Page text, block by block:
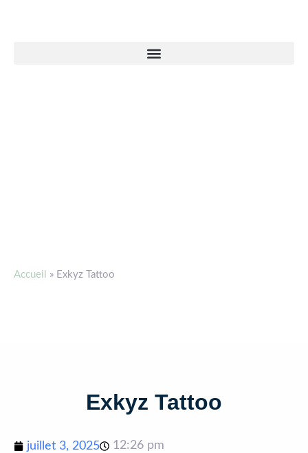
Accueil » Exkyz Tattoo
Exkyz Tattoo
juillet 3, 2025 12:26 pm